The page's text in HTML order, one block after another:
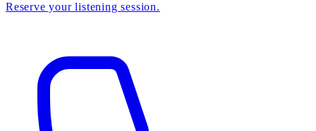
Reserve your listening session.